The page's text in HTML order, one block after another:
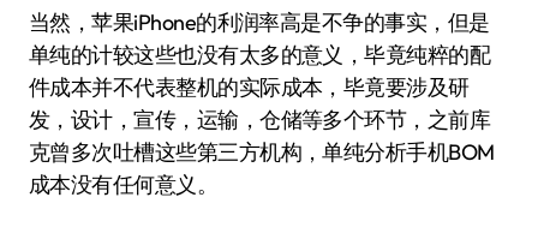
当然，苹果iPhone的利润率高是不争的事实，但是
单纯的计较这些也没有太多的意义，毕竟纯粹的配
件成本并不代表整机的实际成本，毕竟要涉及研
发，设计，宣传，运输，仓储等多个环节，之前库
克曾多次吐槽这些第三方机构，单纯分析手机BOM
成本没有任何意义。